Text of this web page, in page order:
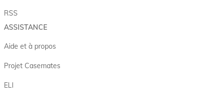
RSS
ASSISTANCE
Aide et à propos
Projet Casemates
ELI